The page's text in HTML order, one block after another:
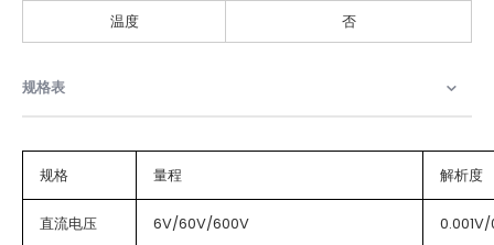
温度
否
规格表​
规格 量程 解析度
直流电压 6V/60V/600V 0.001V/